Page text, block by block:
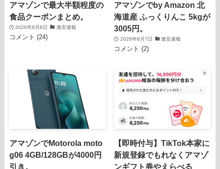
アマゾンで最大半額程度の
食品クーポンまとめ。
2026年8月8日 激安速報
コメント (24)
アマゾンでby Amazon 北
海道産 ふっくりんこ 5kgが
3005円。
2026年8月7日 激安速報
コメント (2)
アマゾンでMotorola moto
g06 4GB/128GBが4000円
引き。
【即時付与】TikTok本家に
新規登録でもれなくアマゾ
ンギフト券やえらべる